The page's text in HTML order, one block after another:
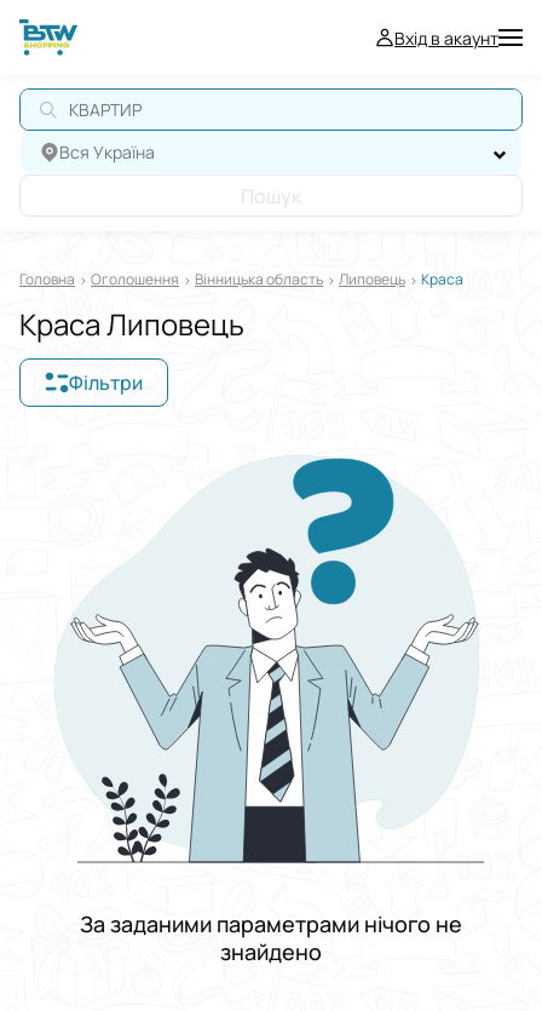
Вхід в акаунт
КВАРТИРА
Вся Україна
Пошук
Головна Оголошення Вінницька область Липовець Краса
Краса Липовець
Фільтри
Виберіть групу категорій
Виберіть категорію
Ціна
Від До
Стан
Застосувати
За заданими параметрами нічого не
знайдено